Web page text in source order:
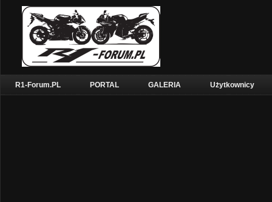
R1-Forum.PL PORTAL GALERIA Użytkownicy